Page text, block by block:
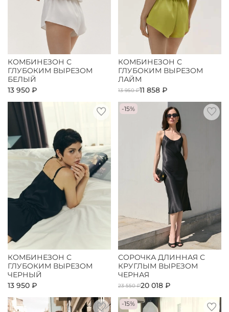
КОМБИНЕЗОН С
ГЛУБОКИМ ВЫРЕЗОМ
БЕЛЫЙ
13 950 ₽
КОМБИНЕЗОН С
ГЛУБОКИМ ВЫРЕЗОМ
ЛАЙМ
13 950 ₽11 858 ₽
КОМБИНЕЗОН С
ГЛУБОКИМ ВЫРЕЗОМ
ЧЕРНЫЙ
13 950 ₽
-15%
СОРОЧКА ДЛИННАЯ С
КРУГЛЫМ ВЫРЕЗОМ
ЧЕРНАЯ
23 550 ₽20 018 ₽
-15%